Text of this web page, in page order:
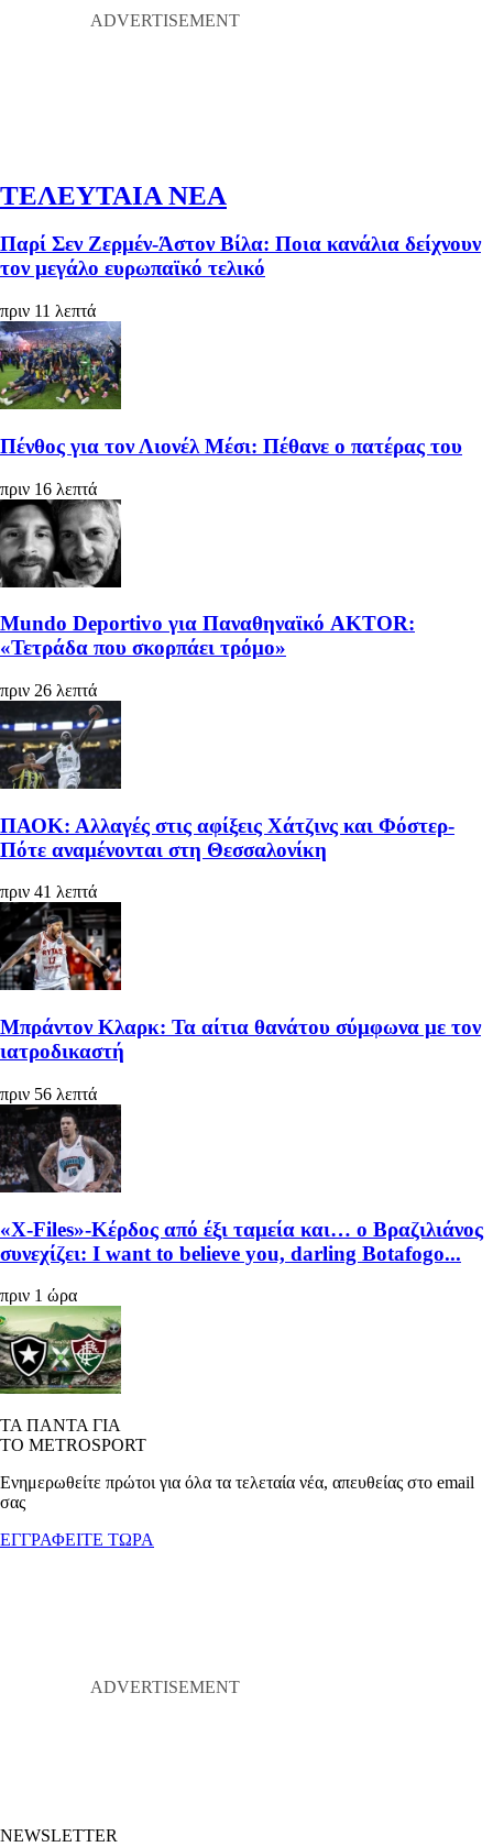
ΤΕΛΕΥΤΑΙΑ ΝΕΑ
Παρί Σεν Ζερμέν-Άστον Βίλα: Ποια κανάλια δείχνουν
τον μεγάλο ευρωπαϊκό τελικό
πριν 11 λεπτά
Πένθος για τον Λιονέλ Μέσι: Πέθανε ο πατέρας του
πριν 16 λεπτά
Mundo Deportivo για Παναθηναϊκό AKTOR:
«Τετράδα που σκορπάει τρόμο»
πριν 26 λεπτά
ΠΑΟΚ: Αλλαγές στις αφίξεις Χάτζινς και Φόστερ-
Πότε αναμένονται στη Θεσσαλονίκη
πριν 41 λεπτά
Μπράντον Κλαρκ: Τα αίτια θανάτου σύμφωνα με τον
ιατροδικαστή
πριν 56 λεπτά
«X-Files»-Κέρδος από έξι ταμεία και… ο Βραζιλιάνος
συνεχίζει: I want to believe you, darling Botafogo...
πριν 1 ώρα
ΤΑ ΠΑΝΤΑ ΓΙΑ
ΤΟ METROSPORT
Ενημερωθείτε πρώτοι για όλα τα τελεταία νέα, απευθείας στο email
σας
ΕΓΓΡΑΦΕΙΤΕ ΤΩΡΑ
NEWSLETTER